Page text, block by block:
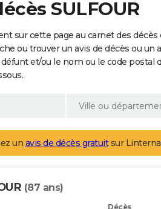
SULFOUR
sur cette page au carnet des décès
ou trouver un avis de décès ou un
et/ou le nom ou le code postal
un avis de décès gratuitsur
(87 ans)
Décès